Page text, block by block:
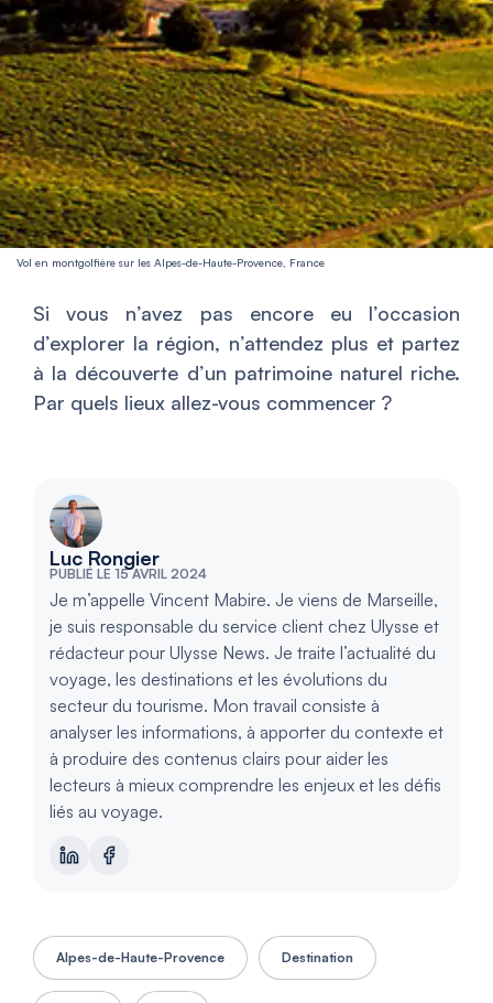
Vol en montgolfière sur les Alpes-de-Haute-Provence, France
Si vous n’avez pas encore eu l’occasion
d’explorer la région, n’attendez plus et partez
à la découverte d’un patrimoine naturel riche.
Par quels lieux allez-vous commencer ?
Luc Rongier
PUBLIÉ LE 15 AVRIL 2024
Je m’appelle Vincent Mabire. Je viens de Marseille,
je suis responsable du service client chez Ulysse et
rédacteur pour Ulysse News. Je traite l’actualité du
voyage, les destinations et les évolutions du
secteur du tourisme. Mon travail consiste à
analyser les informations, à apporter du contexte et
à produire des contenus clairs pour aider les
lecteurs à mieux comprendre les enjeux et les défis
liés au voyage.
Alpes-de-Haute-Provence Destination